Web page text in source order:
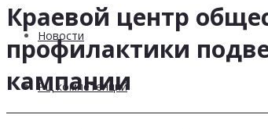
Новости
РЦ компетенций
Краевой центр
профилактики
кампании